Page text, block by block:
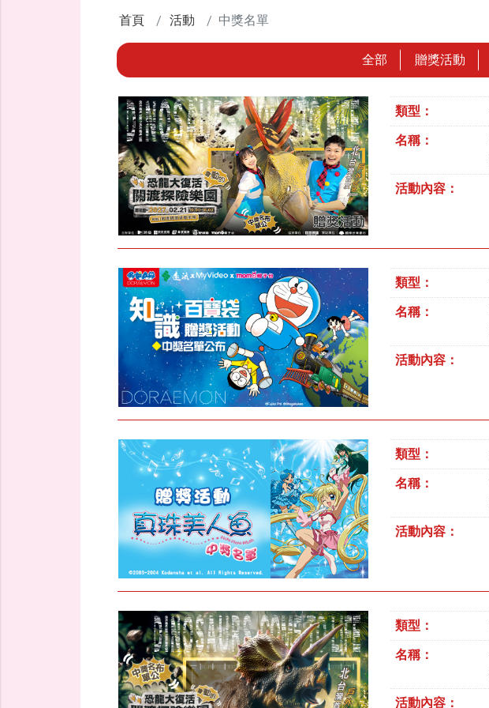
首頁 活動 中獎名單
全部 贈獎活動
類型：
名稱：
活動內容：
類型：
名稱：
活動內容：
類型：
名稱：
活動內容：
類型：
名稱：
活動內容：